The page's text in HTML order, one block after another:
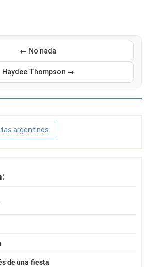
← No nada
Haydee Thompson →
argentinos
de una fiesta